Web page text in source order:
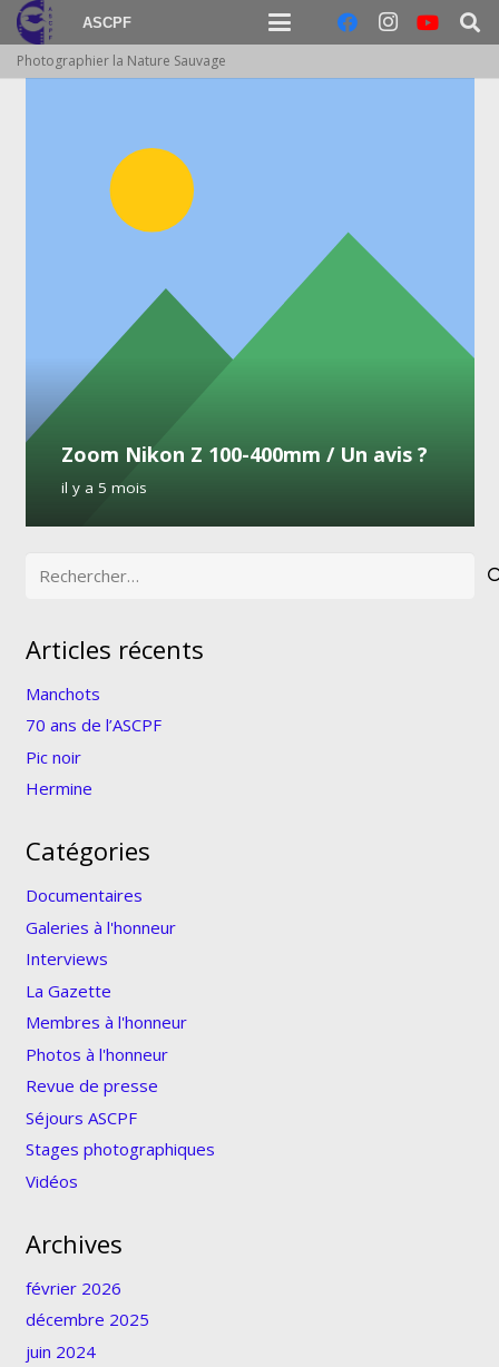
ASCPF
Photographier la Nature Sauvage
Zoom Nikon Z 100-400mm / Un avis ?
il y a 5 mois
Articles récents
Manchots
70 ans de l’ASCPF
Pic noir
Hermine
Catégories
Documentaires
Galeries à l'honneur
Interviews
La Gazette
Membres à l'honneur
Photos à l'honneur
Revue de presse
Séjours ASCPF
Stages photographiques
Vidéos
Archives
février 2026
décembre 2025
juin 2024